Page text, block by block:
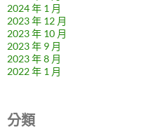
2024 年 1 月
2023 年 12 月
2023 年 10 月
2023 年 9 月
2023 年 8 月
2022 年 1 月
分類